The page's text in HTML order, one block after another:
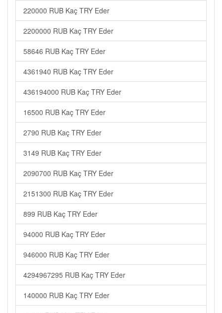
220000 RUB Kaç TRY Eder
2200000 RUB Kaç TRY Eder
58646 RUB Kaç TRY Eder
4361940 RUB Kaç TRY Eder
436194000 RUB Kaç TRY Eder
16500 RUB Kaç TRY Eder
2790 RUB Kaç TRY Eder
3149 RUB Kaç TRY Eder
2090700 RUB Kaç TRY Eder
2151300 RUB Kaç TRY Eder
899 RUB Kaç TRY Eder
94000 RUB Kaç TRY Eder
946000 RUB Kaç TRY Eder
4294967295 RUB Kaç TRY Eder
140000 RUB Kaç TRY Eder